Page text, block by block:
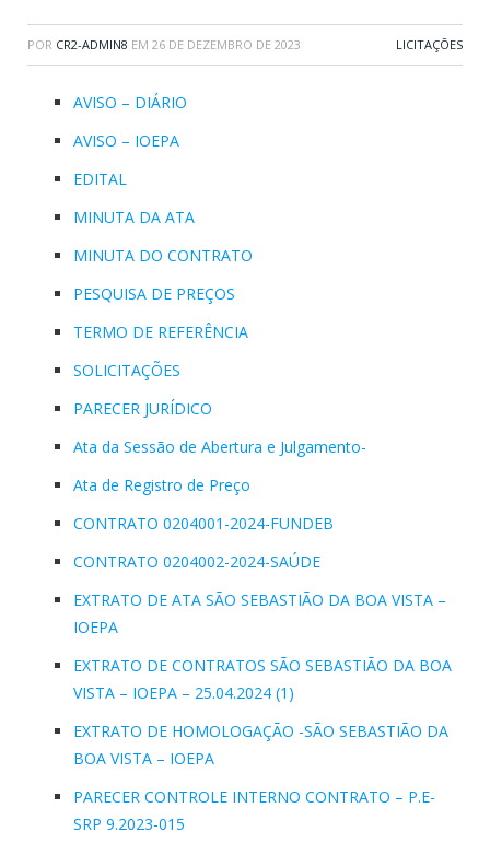
POR CR2-ADMIN8 EM 26 DE DEZEMBRO DE 2023 LICITAÇÕES
AVISO – DIÁRIO
AVISO – IOEPA
EDITAL
MINUTA DA ATA
MINUTA DO CONTRATO
PESQUISA DE PREÇOS
TERMO DE REFERÊNCIA
SOLICITAÇÕES
PARECER JURÍDICO
Ata da Sessão de Abertura e Julgamento-
Ata de Registro de Preço
CONTRATO 0204001-2024-FUNDEB
CONTRATO 0204002-2024-SAÚDE
EXTRATO DE ATA SÃO SEBASTIÃO DA BOA VISTA –
IOEPA
EXTRATO DE CONTRATOS SÃO SEBASTIÃO DA BOA
VISTA – IOEPA – 25.04.2024 (1)
EXTRATO DE HOMOLOGAÇÃO -SÃO SEBASTIÃO DA
BOA VISTA – IOEPA
PARECER CONTROLE INTERNO CONTRATO – P.E-
SRP 9.2023-015